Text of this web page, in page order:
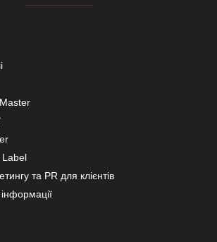
Label
та PR для клієнтів